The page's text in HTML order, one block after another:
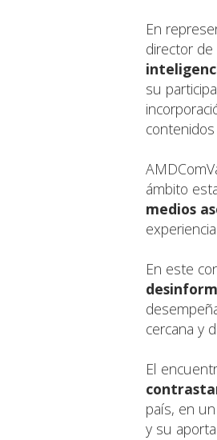
En
director de
su
ámbito
medios
En este
cercana y
El
país, en
y su